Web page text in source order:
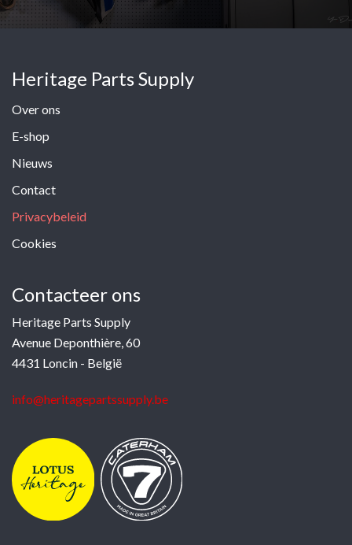
Heritage Parts Supply
Over ons
E-shop
Nieuws
Contact
Privacybeleid
Cookies
Contacteer ons
Heritage Parts Supply
Avenue Deponthière, 60
4431 Loncin - België
info@heritagepartssupply.be